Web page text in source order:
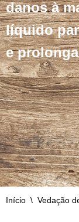
danos à
líquido
e
Início \ Vedação